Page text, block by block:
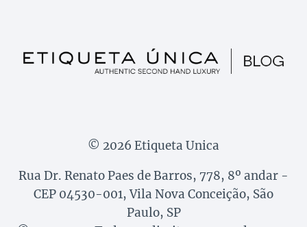
© 2026 Etiqueta Unica
Rua Dr. Renato Paes de Barros, 778, 8º andar -
CEP 04530-001, Vila Nova Conceição, São
Paulo, SP